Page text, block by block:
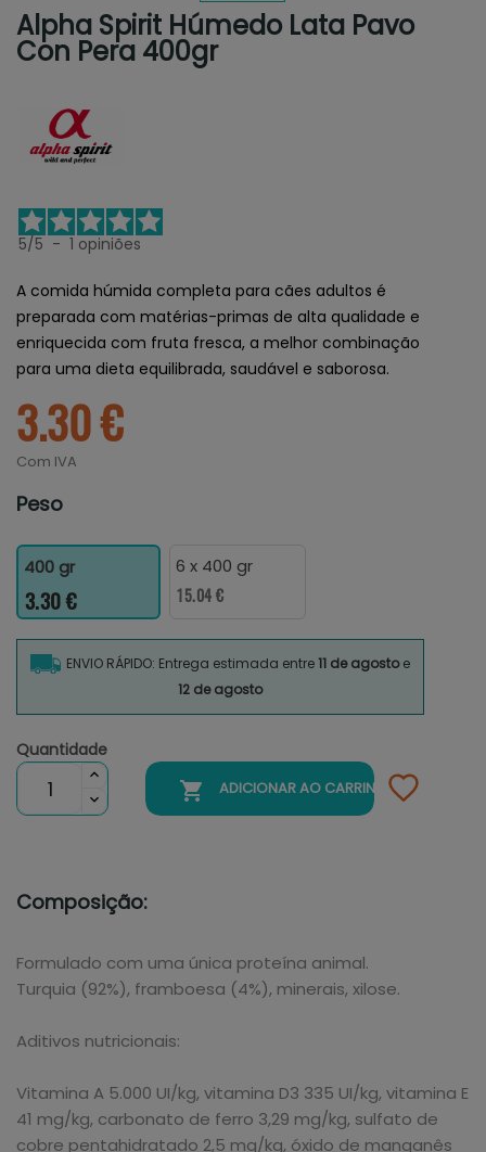
Alpha Spirit Húmedo Lata Pavo
Con Pera 400gr
5/5 - 1 opiniões
A comida húmida completa para cães adultos é
preparada com matérias-primas de alta qualidade e
enriquecida com fruta fresca, a melhor combinação
para uma dieta equilibrada, saudável e saborosa.
3.30 €
Com IVA
Peso
400 gr
3.30 €
6 x 400 gr
15.04 €
ENVIO RÁPIDO: Entrega estimada entre11 de agostoe
12 de agosto
Quantidade
 ADICIONAR AO CARRINHO
Composição:
Formulado com uma única proteína animal.
Turquia (92%), framboesa (4%), minerais, xilose.
Aditivos nutricionais:
Vitamina A 5.000 UI/kg, vitamina D3 335 UI/kg, vitamina E
41 mg/kg, carbonato de ferro 3,29 mg/kg, sulfato de
cobre pentahidratado 2,5 mg/kg, óxido de manganês